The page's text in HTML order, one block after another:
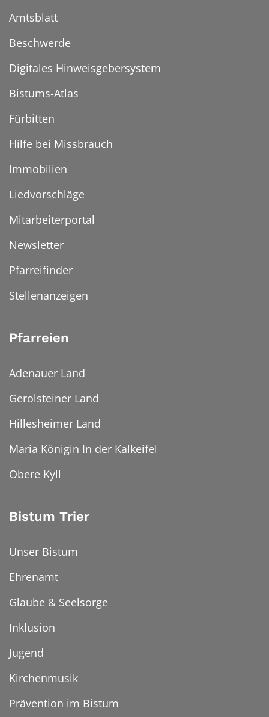
Amtsblatt
Beschwerde
Digitales Hinweisgebersystem
Bistums-Atlas
Fürbitten
Hilfe bei Missbrauch
Immobilien
Liedvorschläge
Mitarbeiterportal
Newsletter
Pfarreifinder
Stellenanzeigen
Pfarreien
Adenauer Land
Gerolsteiner Land
Hillesheimer Land
Maria Königin In der Kalkeifel
Obere Kyll
Bistum Trier
Unser Bistum
Ehrenamt
Glaube & Seelsorge
Inklusion
Jugend
Kirchenmusik
Prävention im Bistum